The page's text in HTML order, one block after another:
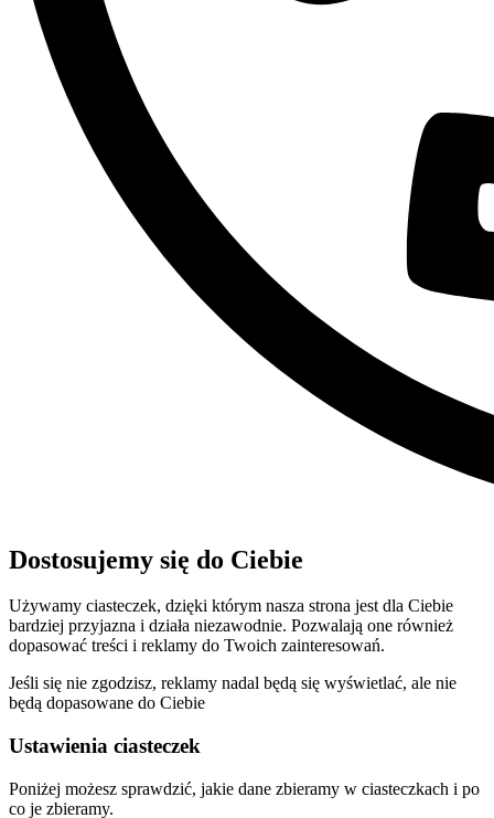
Dostosujemy się do Ciebie
Używamy ciasteczek, dzięki którym nasza strona jest dla Ciebie
bardziej przyjazna i działa niezawodnie. Pozwalają one również
dopasować treści i reklamy do Twoich zainteresowań.
Jeśli się nie zgodzisz, reklamy nadal będą się wyświetlać, ale nie
będą dopasowane do Ciebie
Ustawienia ciasteczek
Poniżej możesz sprawdzić, jakie dane zbieramy w ciasteczkach i po
co je zbieramy.